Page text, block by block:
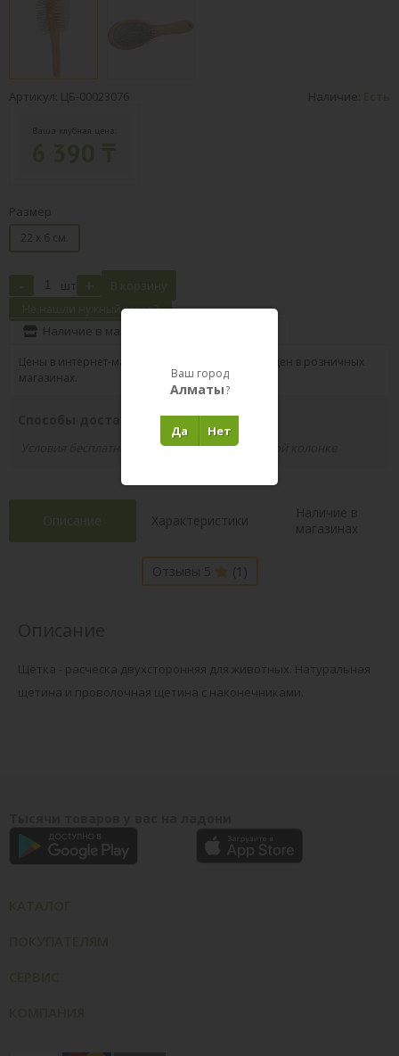
Артикул: ЦБ-00023076 Наличие: Есть
Ваша клубная цена:
Размер
22 х 6 см.
- шт + В корзину
Не нашли нужный товар?
Наличие в магазинах
Цены в интернет-магазине могут отличаться от цен в розничных
магазинах.
Способы доставки вашего заказа
Условия бесплатной доставки указаны в правой колонке
Описание Характеристики
Наличие в
магазинах
Отзывы 5 (1)
Щётка - расческа двухсторонняя для животных. Натуральная
щетина и проволочная щетина с наконечниками.
Ваш город
Алматы?
Нет
Да